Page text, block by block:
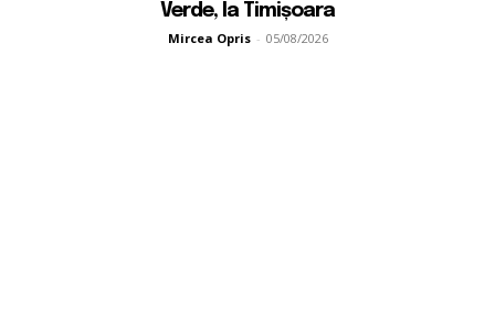
Verde, la Timișoara
Mircea Opris - 05/08/2026